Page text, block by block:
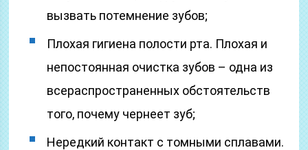
вызвать потемнение зубов;
Плохая гигиена полости рта. Плохая и
непостоянная очистка зубов – одна из
всераспространенных обстоятельств
того, почему чернеет зуб;
Нередкий контакт с томными сплавами.